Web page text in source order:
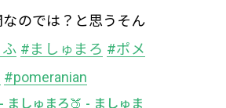
のでは？と思うそん
#ましゅまろ #ポメ
#pomeranian
しゅまろ🍑 - ましゅま